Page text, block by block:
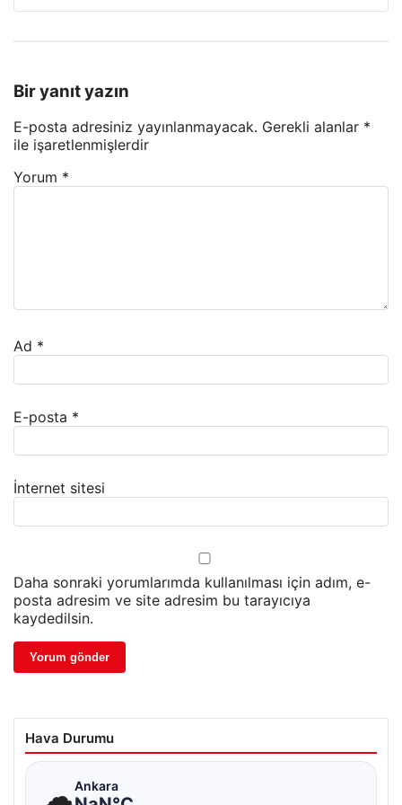
Bir yanıt yazın
E-posta adresiniz yayınlanmayacak. Gerekli alanlar *
ile işaretlenmişlerdir
Yorum *
Ad *
E-posta *
İnternet sitesi
Daha sonraki yorumlarımda kullanılması için adım, e-
posta adresim ve site adresim bu tarayıcıya
kaydedilsin.
Hava Durumu
☁Ankara